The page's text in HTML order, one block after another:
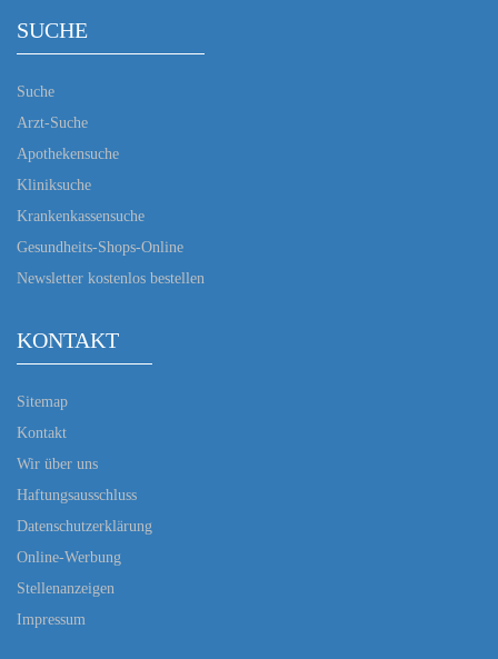
SUCHE
Suche
Arzt-Suche
Apothekensuche
Kliniksuche
Krankenkassensuche
Gesundheits-Shops-Online
Newsletter kostenlos bestellen
KONTAKT
Sitemap
Kontakt
Wir über uns
Haftungsausschluss
Datenschutzerklärung
Online-Werbung
Stellenanzeigen
Impressum